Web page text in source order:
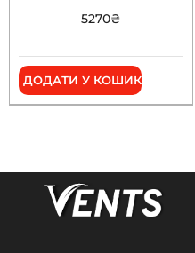
5270₴
ДОДАТИ У КОШИК